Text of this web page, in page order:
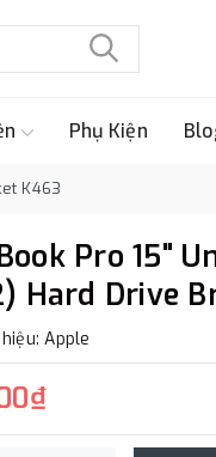
Phụ Kiện
K463
Pro 15"
Hard Drive
Apple